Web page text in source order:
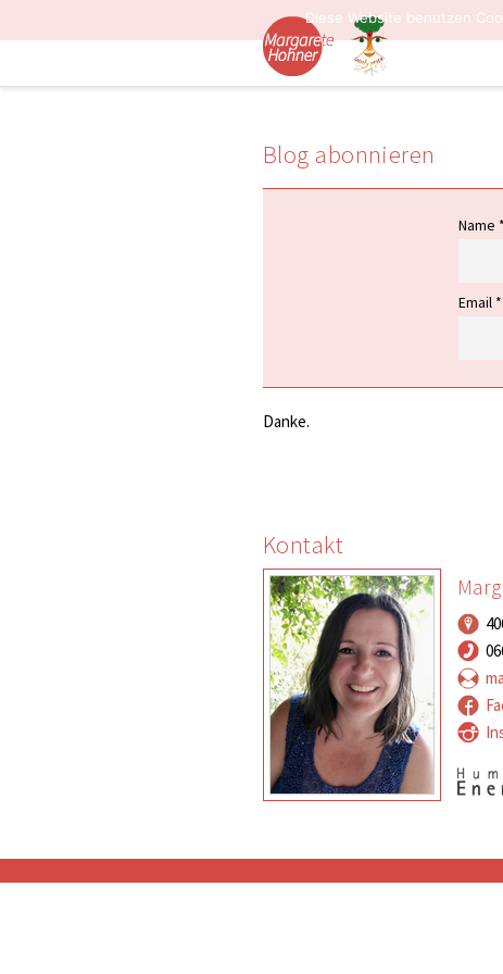
Blog abonnieren
Name *
Email *
Danke.
Kontakt
Diese Website benutzen